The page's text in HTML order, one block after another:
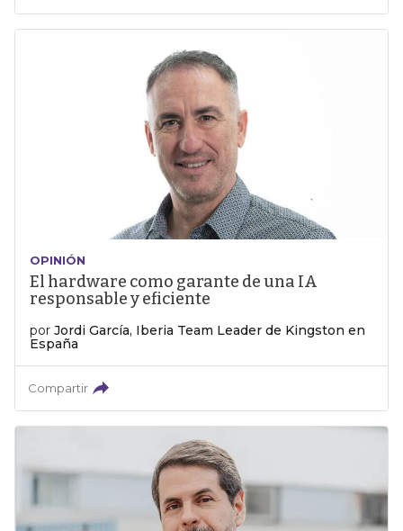
OPINIÓN
El hardware como garante de una IA
responsable y eficiente
por Jordi García, Iberia Team Leader de Kingston en
España
Compartir